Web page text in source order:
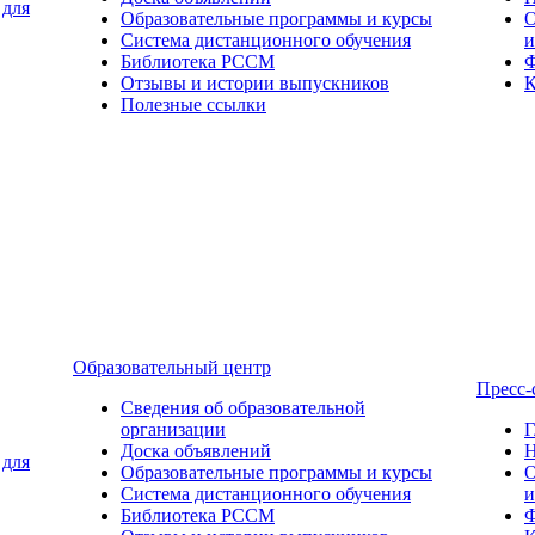
Образовательные программы и курсы
Система дистанционного обучения
Библиотека РССМ
Отзывы и истории выпускников
Полезные ссылки
Образовательный центр
Сведения об образовательной
организации
Доска объявлений
Образовательные программы и курсы
Система дистанционного обучения
Библиотека РССМ